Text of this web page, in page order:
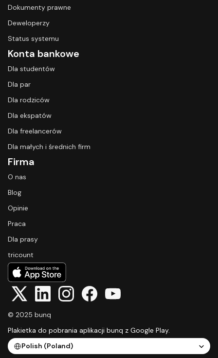
Dokumenty prawne
Deweloperzy
Status systemu
Konta bankowe
Dla studentów
Dla par
Dla rodziców
Dla ekspatów
Dla freelancerów
Dla małych i średnich firm
Firma
O nas
Blog
Opinie
Praca
Dla prasy
tricount
© 2025 bunq
Plakietka do pobrania aplikacji bunq z Google Play.
Select Language
Polish (Poland)